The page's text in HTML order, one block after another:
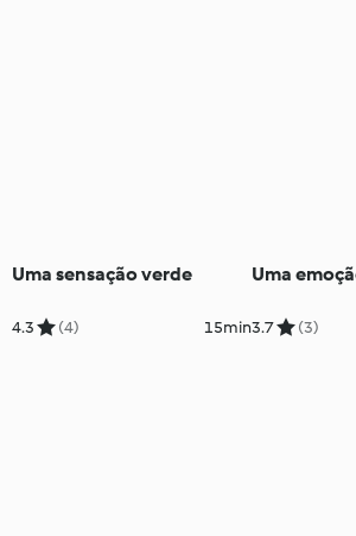
Uma sensação verde
4.3 (4) 15min
Uma
3.7 (3)